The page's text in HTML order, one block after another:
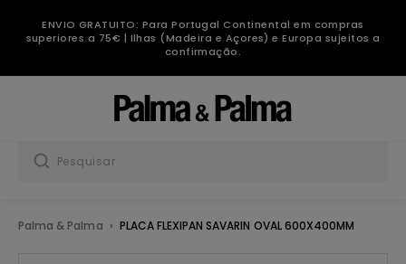
ENVIO GRATUITO: Para Portugal Continental em compras
superiores a 75€ | Ilhas (Madeira e Açores) e Europa sujeitos a
confirmação.
Palma & Palma PLACA FLEXIPAN SAVARIN OVAL 600X400MM